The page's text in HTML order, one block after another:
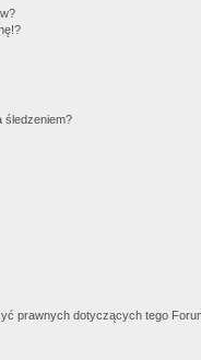
śledzeniem?
prawnych dotyczących tego